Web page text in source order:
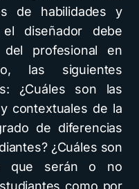
de habilidades y
el diseñador debe
profesional en
las siguientes
¿Cuáles son las
contextuales de la
de diferencias
¿Cuáles son
que serán o no
como por